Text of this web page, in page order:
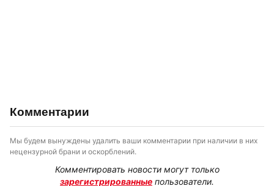
Комментарии
Мы будем вынуждены удалить ваши комментарии при наличии в них
нецензурной брани и оскорблений.
Комментировать новости могут только
зарегистрированные пользователи.